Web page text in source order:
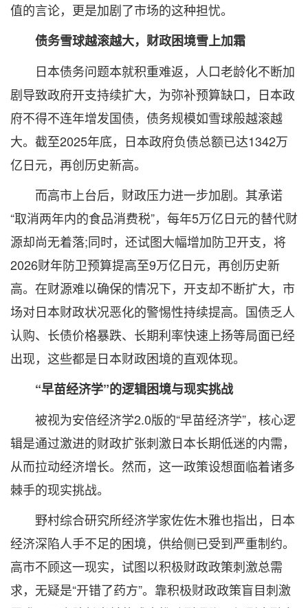
值的言论，更是加剧了市场的这种担忧。
债务雪球越滚越大，财政困境雪上加霜
日本债务问题本就积重难返，人口老龄化不断加
剧导致政府开支持续扩大，为弥补预算缺口，日本政
府不得不连年增发国债，债务规模如雪球般越滚越
大。截至2025年底，日本政府负债总额已达1342万
亿日元，再创历史新高。
而高市上台后，财政压力进一步加剧。其承诺
“取消两年内的食品消费税”，每年5万亿日元的替代财
源却尚无着落;同时，还试图大幅增加防卫开支，将
2026财年防卫预算提高至9万亿日元，再创历史新
高。在财源难以确保的情况下，开支却不断扩大，市
场对日本财政状况恶化的警惕性持续提高。国债乏人
认购、长债价格暴跌、长期利率快速上扬等局面已经
出现，这些都是日本财政困境的直观体现。
“早苗经济学”的逻辑困境与现实挑战
被视为安倍经济学2.0版的“早苗经济学”，核心逻
辑是通过激进的财政扩张刺激日本长期低迷的内需，
从而拉动经济增长。然而，这一政策设想面临着诸多
棘手的现实挑战。
野村综合研究所经济学家佐佐木雅也指出，日本
经济深陷人手不足的困境，供给侧已受到严重制约。
高市不顾这一现实，试图以积极财政政策刺激总需
求，无疑是“开错了药方”。靠积极财政政策盲目刺激